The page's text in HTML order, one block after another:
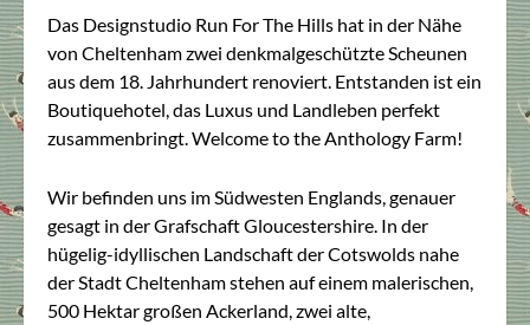
Das Designstudio Run For The Hills hat in der Nähe
von Cheltenham zwei denkmalgeschützte Scheunen
aus dem 18. Jahrhundert renoviert. Entstanden ist ein
Boutiquehotel, das Luxus und Landleben perfekt
zusammenbringt. Welcome to the Anthology Farm!
Wir befinden uns im Südwesten Englands, genauer
gesagt in der Grafschaft Gloucestershire. In der
hügelig-idyllischen Landschaft der Cotswolds nahe
der Stadt Cheltenham stehen auf einem malerischen,
500 Hektar großen Ackerland, zwei alte,